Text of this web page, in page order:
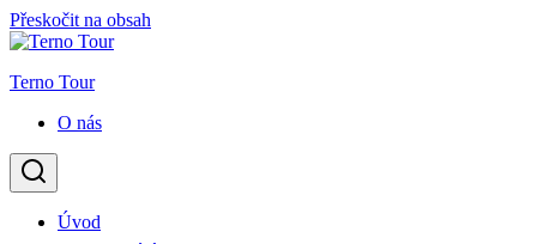
Přeskočit na obsah
Terno Tour
O nás
Úvod